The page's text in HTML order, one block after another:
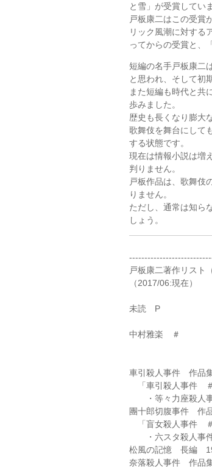
と雪」が受賞してい
戸板康二はこの受賞
リック風潮に対する
ってからの受賞と、
短編の名手戸板康二
と思われ、そして初
また短編も時代と共
歩みました。
歴史も長くなり膨大
歌舞伎を舞台にして
する状態です。
現在は情報小説は増
判りません。
戸板作品は、歌舞伎
りません。
ただし、通常は知ら
しょう。
戸板康二著作リスト
（2017/06:現在）
未読 P
中村雅楽 ＃
車引殺人事件 作品
「車引殺人事件
・等々力座殺人
團十郎切腹事件 作
「盲女殺人事件
・六スタ殺人事
松風の記憶 長編
奈落殺人事件 作